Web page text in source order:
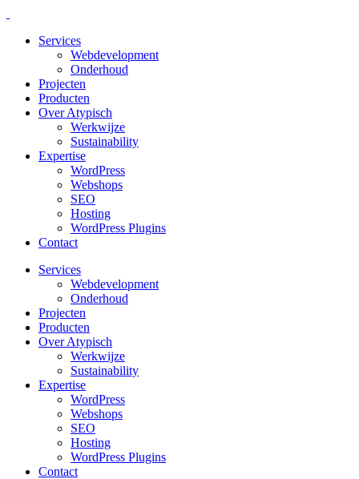
Services
Webdevelopment
Onderhoud
Projecten
Producten
Over Atypisch
Werkwijze
Sustainability
Expertise
WordPress
Webshops
SEO
Hosting
WordPress Plugins
Contact
Services
Webdevelopment
Onderhoud
Projecten
Producten
Over Atypisch
Werkwijze
Sustainability
Expertise
WordPress
Webshops
SEO
Hosting
WordPress Plugins
Contact